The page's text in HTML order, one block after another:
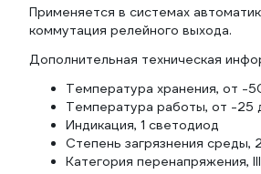
Применяется в системах
коммутация релейного выхода.
Дополнительная техническая
Температура хранения, от -
Температура работы, от -25
Индикация, 1 светодиод
Степень загрязнения среды, 2
Категория перенапряжения, III